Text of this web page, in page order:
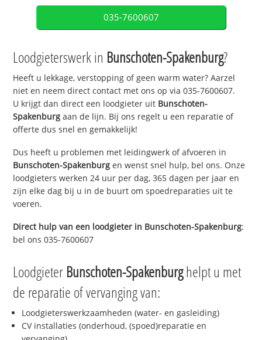
035-7600607
Loodgieterswerk in Bunschoten-Spakenburg?
Heeft u lekkage, verstopping of geen warm water? Aarzel
niet en neem direct contact met ons op via 035-7600607.
U krijgt dan direct een loodgieter uit Bunschoten-
Spakenburg aan de lijn. Bij ons regelt u een reparatie of
offerte dus snel en gemakkelijk!
Dus heeft u problemen met leidingwerk of afvoeren in
Bunschoten-Spakenburg en wenst snel hulp, bel ons. Onze
loodgieters werken 24 uur per dag, 365 dagen per jaar en
zijn elke dag bij u in de buurt om spoedreparaties uit te
voeren.
Direct hulp van een loodgieter in Bunschoten-Spakenburg:
bel ons 035-7600607
Loodgieter Bunschoten-Spakenburghelpt u met
de reparatie of vervanging van:
Loodgieterswerkzaamheden (water- en gasleiding)
CV installaties (onderhoud, (spoed)reparatie en